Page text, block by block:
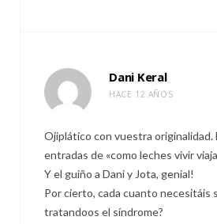
Dani Keral
HACE 12 AÑOS
Ojiplático con vuestra originalidad.
entradas de «como leches vivir
Y el guiño a Dani y Jota, genial!
Por cierto, cada cuanto necesitáis
tratandoos el síndrome?